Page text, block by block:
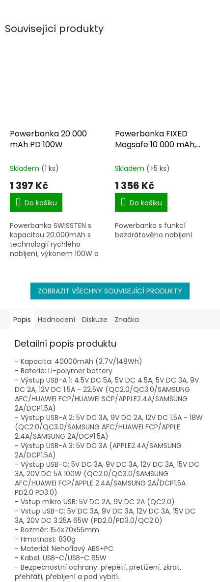
Související produkty
Powerbanka 20 000
mAh PD 100W
Skladem (1 ks)
1 397 Kč
Do košíku
Powerbanka SWISSTEN s
kapacitou 20.000mAh s
technologií rychlého
nabíjení, výkonem 100W a
Powerbanka FIXED
Magsafe 10 000 mAh,
Skladem (>5 ks)
1 356 Kč
Do košíku
Powerbanka s funkcí
bezdrátového nabíjení
ZOBRAZIT VŠECHNY SOUVISEJÍCÍ PRODUKTY
Popis Hodnocení Diskuze Značka
Detailní popis produktu
- Kapacita: 40000mAh (3.7V/148Wh)
- Baterie: Li-polymer battery
- Výstup USB-A 1: 4.5V DC 5A, 5V DC 4.5A, 5V DC 3A, 9V
DC 2A, 12V DC 1.5A - 22.5W (QC2.0/QC3.0/SAMSUNG
AFC/HUAWEI FCP/HUAWEI SCP/APPLE2.4A/SAMSUNG
2A/DCP1.5A)
- Výstup USB-A 2: 5V DC 3A, 9V DC 2A, 12V DC 1.5A - 18W
(QC2.0/QC3.0/SAMSUNG AFC/HUAWEI FCP/APPLE
2.4A/SAMSUNG 2A/DCP1.5A)
- Výstup USB-A 3: 5V DC 3A (APPLE2.4A/SAMSUNG
2A/DCP1.5A)
- Výstup USB-C: 5V DC 3A, 9V DC 3A, 12V DC 3A, 15V DC
3A, 20V DC 5A 100W (QC2.0/QC3.0/SAMSUNG
AFC/HUAWEI FCP/APPLE 2.4A/SAMSUNG 2A/DCP1.5A
PD2.0 PD3.0)
- Vstup mikro USB: 5V DC 2A, 9V DC 2A (QC2.0)
- Vstup USB-C: 5V DC 3A, 9V DC 3A, 12V DC 3A, 15V DC
3A, 20V DC 3.25A 65W (PD2.0/PD3.0/QC2.0)
- Rozměr: 154x70x55mm
- Hmotnost: 830g
- Materiál: Nehořlavý ABS+PC
- Kabel: USB-C/USB-C 65W
- Bezpečnostní ochrany: přepětí, přetížení, zkrat,
přehřátí, přebíjení a pod vybití.